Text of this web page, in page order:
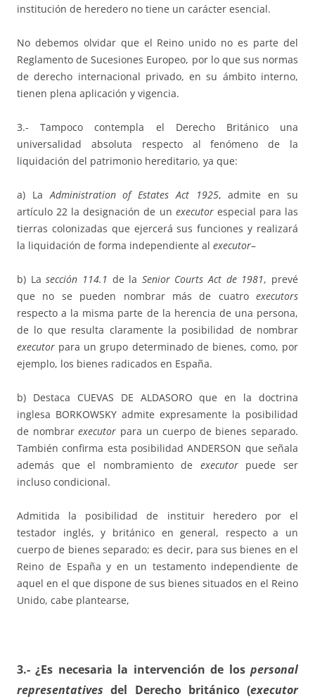
institución de heredero no tiene un carácter esencial.
No debemos olvidar que el Reino unido no es parte del
Reglamento de Sucesiones Europeo, por lo que sus normas
de derecho internacional privado, en su ámbito interno,
tienen plena aplicación y vigencia.
3.- Tampoco contempla el Derecho Británico una
universalidad absoluta respecto al fenómeno de la
liquidación del patrimonio hereditario, ya que:
a) LaAdministration of Estates Act 1925, admite en su
artículo 22 la designación de un executorespecial para las
tierras colonizadas que ejercerá sus funciones y realizará
la liquidación de forma independiente al executor–
b) Lasección 114.1 de la Senior Courts Act de 1981, prevé
que no se pueden nombrar más de cuatro executors
respecto a la misma parte de la herencia de una persona,
de lo que resulta claramente la posibilidad de nombrar
executor para un grupo determinado de bienes, como, por
ejemplo, los bienes radicados en España.
b) Destaca CUEVAS DE ALDASORO que en la doctrina
inglesa BORKOWSKY admite expresamente la posibilidad
de nombrarexecutor para un cuerpo de bienes separado.
También confirma esta posibilidad ANDERSON que señala
además que el nombramiento de executorpuede ser
incluso condicional.
Admitida la posibilidad de instituir heredero por el
testador inglés, y británico en general, respecto a un
cuerpo de bienes separado; es decir, para sus bienes en el
Reino de España y en un testamento independiente de
aquel en el que dispone de sus bienes situados en el Reino
Unido, cabe plantearse,
3.- ¿Es necesaria la intervención de lospersonal
representatives del Derecho británico (executor